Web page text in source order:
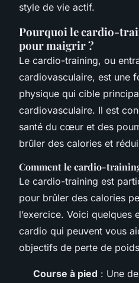
style de vie actif.
Pourquoi le cardio-
pour maigrir ?
Le cardio-training, ou
cardiovasculaire, est une
physique qui cible
cardiovasculaire. Il est
santé du cœur et des
brûler des calories et
Comment le cardio-
Le cardio-training est
pour brûler des calories
l’exercice. Voici quelques
cardio qui peuvent vous
objectifs de perte de
Course à pied : Une